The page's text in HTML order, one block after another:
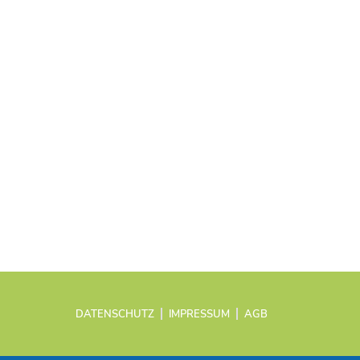
DATENSCHUTZ IMPRESSUM AGB